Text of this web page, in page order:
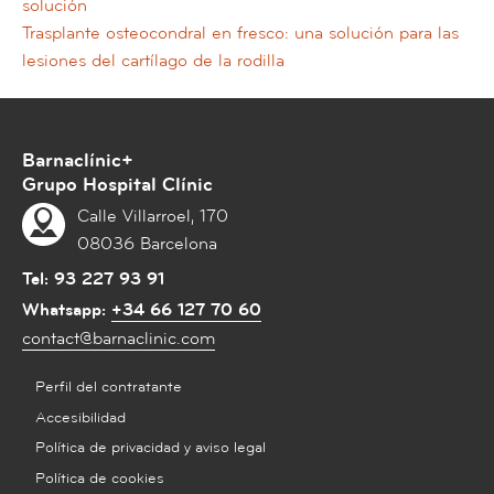
solución
Trasplante osteocondral en fresco: una solución para las
lesiones del cartílago de la rodilla
Barnaclínic+
Grupo Hospital Clínic
Calle Villarroel, 170
08036 Barcelona
Tel: 93 227 93 91
Whatsapp: +34 66 127 70 60
contact@barnaclinic.com
Perfil del contratante
Accesibilidad
Política de privacidad y aviso legal
Política de cookies